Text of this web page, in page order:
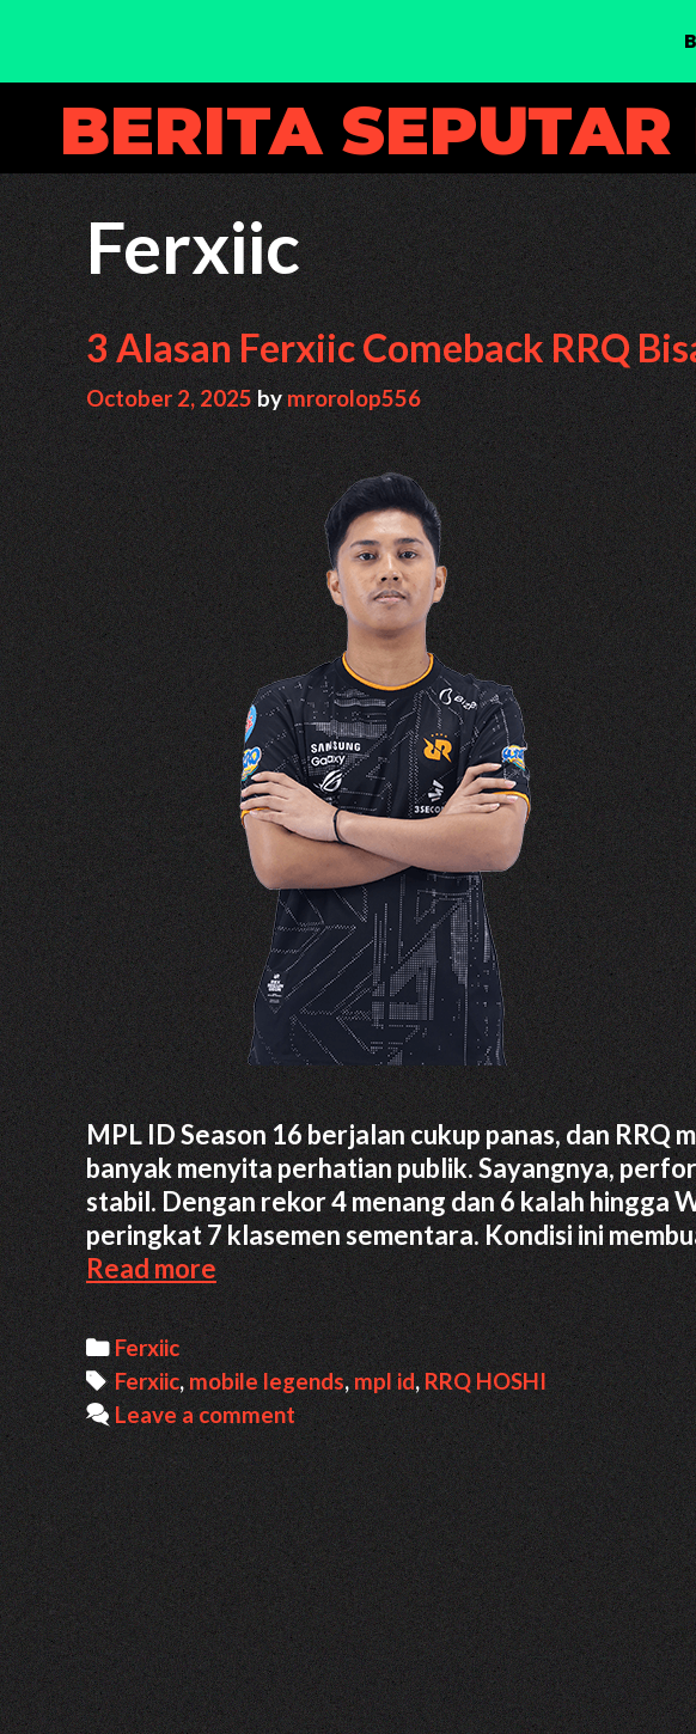
contentBERITA SEPUTAR
Ferxiic
3 Alasan Ferxiic Comeback RRQ
October 2, 2025bymrorolop556
MPL ID Season 16 berjalan cukup panas, dan RRQ
banyak menyita perhatian publik. Sayangnya,
stabil. Dengan rekor 4 menang dan 6 kalah hingga
peringkat 7 klasemen sementara. Kondisi ini
Read more3
Alasan
Ferxiic
Comeback
RRQ
Bisa
Jadi
Faktor
Pembeda
Categories
Ferxiic
Tags
Ferxiic,mobile legends, mpl id,RRQ HOSHI
Leave a comment